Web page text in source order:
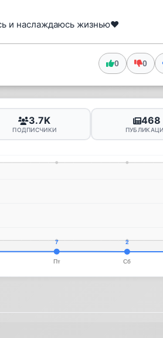
и наслаждаюсь жизнью❤️
0 0
3.7K
ПОДПИСЧИКИ
468